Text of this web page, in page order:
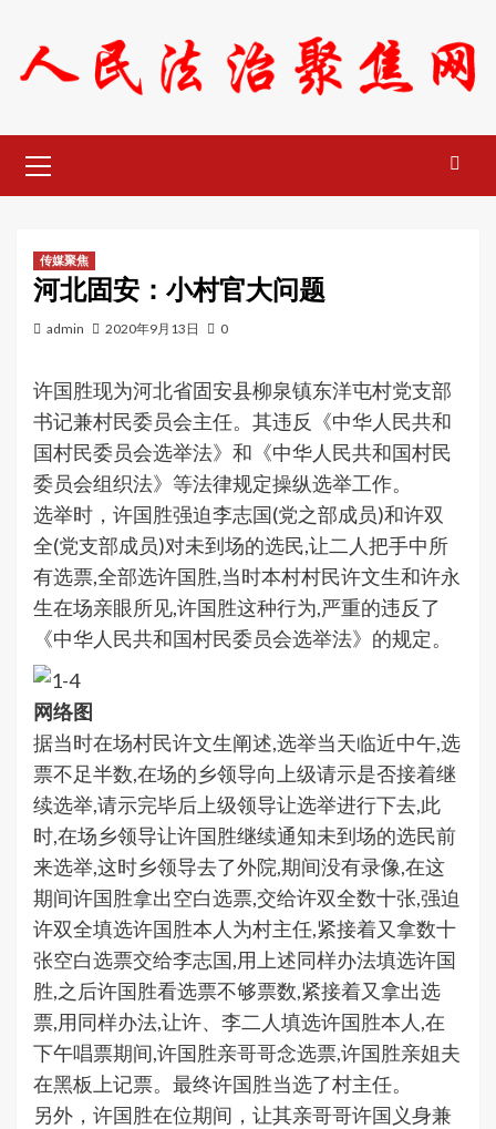
content
Menu
传媒聚焦
河北固安：小村官大问题
admin 2020年9月13日 0
许国胜现为河北省固安县柳泉镇东洋屯村党支部
书记兼村民委员会主任。其违反《中华人民共和
国村民委员会选举法》和《中华人民共和国村民
委员会组织法》等法律规定操纵选举工作。
选举时，许国胜强迫李志国(党之部成员)和许双
全(党支部成员)对未到场的选民,让二人把手中所
有选票,全部选许国胜,当时本村村民许文生和许永
生在场亲眼所见,许国胜这种行为,严重的违反了
《中华人民共和国村民委员会选举法》的规定。
网络图
据当时在场村民许文生阐述,选举当天临近中午,选
票不足半数,在场的乡领导向上级请示是否接着继
续选举,请示完毕后上级领导让选举进行下去,此
时,在场乡领导让许国胜继续通知未到场的选民前
来选举,这时乡领导去了外院,期间没有录像,在这
期间许国胜拿出空白选票,交给许双全数十张,强迫
许双全填选许国胜本人为村主任,紧接着又拿数十
张空白选票交给李志国,用上述同样办法填选许国
胜,之后许国胜看选票不够票数,紧接着又拿出选
票,用同样办法,让许、李二人填选许国胜本人,在
下午唱票期间,许国胜亲哥哥念选票,许国胜亲姐夫
在黑板上记票。最终许国胜当选了村主任。
另外，许国胜在位期间，让其亲哥哥许国义身兼